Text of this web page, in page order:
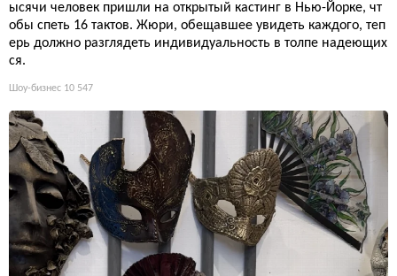
ысячи человек пришли на открытый кастинг в Нью-Йорке, чт
обы спеть 16 тактов. Жюри, обещавшее увидеть каждого, теп
ерь должно разглядеть индивидуальность в толпе надеющих
ся.
Шоу-бизнес 10 547